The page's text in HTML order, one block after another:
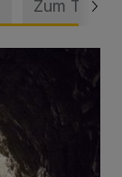
Zum Thema